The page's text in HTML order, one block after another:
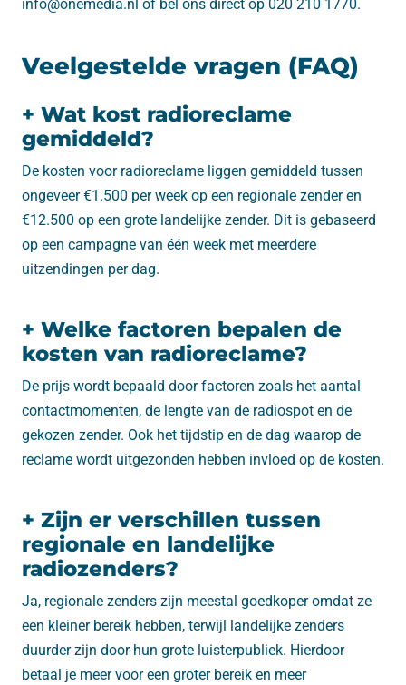
info@onemedia.nl of bel ons direct op 020 210 1770.
Veelgestelde vragen (FAQ)
+ Wat kost radioreclame
gemiddeld?
De kosten voor radioreclame liggen gemiddeld tussen
ongeveer €1.500 per week op een regionale zender en
€12.500 op een grote landelijke zender. Dit is gebaseerd
op een campagne van één week met meerdere
uitzendingen per dag.
+ Welke factoren bepalen de
kosten van radioreclame?
De prijs wordt bepaald door factoren zoals het aantal
contactmomenten, de lengte van de radiospot en de
gekozen zender. Ook het tijdstip en de dag waarop de
reclame wordt uitgezonden hebben invloed op de kosten.
+ Zijn er verschillen tussen
regionale en landelijke
radiozenders?
Ja, regionale zenders zijn meestal goedkoper omdat ze
een kleiner bereik hebben, terwijl landelijke zenders
duurder zijn door hun grote luisterpubliek. Hierdoor
betaal je meer voor een groter bereik en meer